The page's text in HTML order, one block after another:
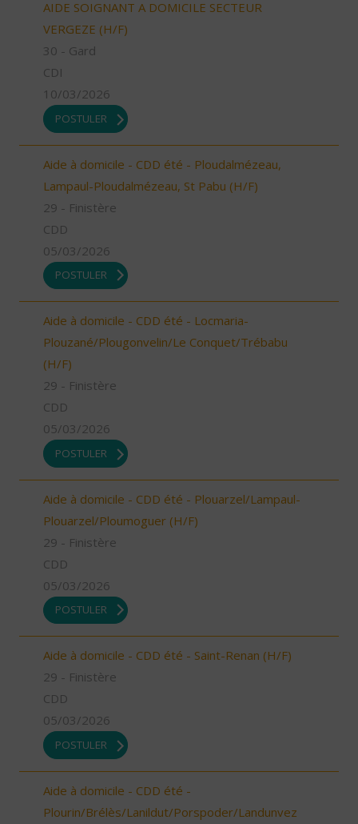
AIDE SOIGNANT A DOMICILE SECTEUR
VERGEZE (H/F)
30 - Gard
CDI
10/03/2026
POSTULER
Aide à domicile - CDD été - Ploudalmézeau,
Lampaul-Ploudalmézeau, St Pabu (H/F)
29 - Finistère
CDD
05/03/2026
POSTULER
Aide à domicile - CDD été - Locmaria-
Plouzané/Plougonvelin/Le Conquet/Trébabu
(H/F)
29 - Finistère
CDD
05/03/2026
POSTULER
Aide à domicile - CDD été - Plouarzel/Lampaul-
Plouarzel/Ploumoguer (H/F)
29 - Finistère
CDD
05/03/2026
POSTULER
Aide à domicile - CDD été - Saint-Renan (H/F)
29 - Finistère
CDD
05/03/2026
POSTULER
Aide à domicile - CDD été -
Plourin/Brélès/Lanildut/Porspoder/Landunvez